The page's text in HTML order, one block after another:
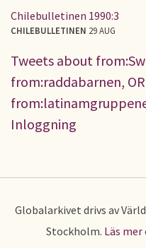
Chilebulletinen 1990:3
CHILEBULLETINEN 29 AUG
Tweets about
from:raddabarnen,
Inloggning
Globalarkivet drivs av
Stockholm. Läs mer